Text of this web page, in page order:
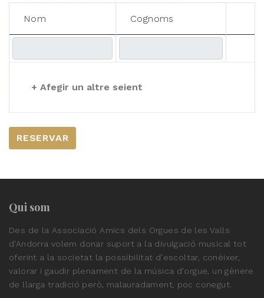
Nom Cognoms
+ Afegir un altre seient
RESERVAR
Qui som
Des de la Associació Amics dels Orgues de les Valls
d'Andorra volem donar suport a la divulgació musical tot
oferint a la societat la possibilitat d'escoltar, conèixer,
valorar i gaudir plenament de la música d'orgue, un gènere
de llarga tradició però, malauradament, poc conegut.